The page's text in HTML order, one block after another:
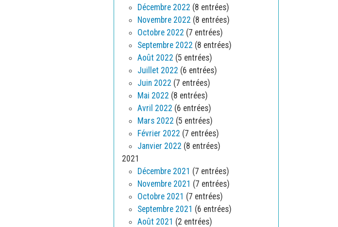
Décembre 2022 (8 entrées)
Novembre 2022 (8 entrées)
Octobre 2022 (7 entrées)
Septembre 2022 (8 entrées)
Août 2022 (5 entrées)
Juillet 2022 (6 entrées)
Juin 2022 (7 entrées)
Mai 2022 (8 entrées)
Avril 2022 (6 entrées)
Mars 2022 (5 entrées)
Février 2022 (7 entrées)
Janvier 2022 (8 entrées)
2021
Décembre 2021 (7 entrées)
Novembre 2021 (7 entrées)
Octobre 2021 (7 entrées)
Septembre 2021 (6 entrées)
Août 2021 (2 entrées)